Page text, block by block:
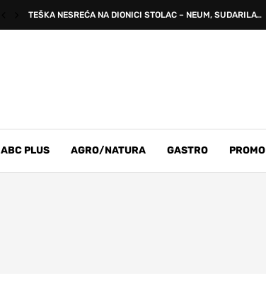
TEŠKA NESREĆA NA DIONICI STOLAC – NEUM, SUDARILA...
ABC PLUS AGRO/NATURA GASTRO PROMO